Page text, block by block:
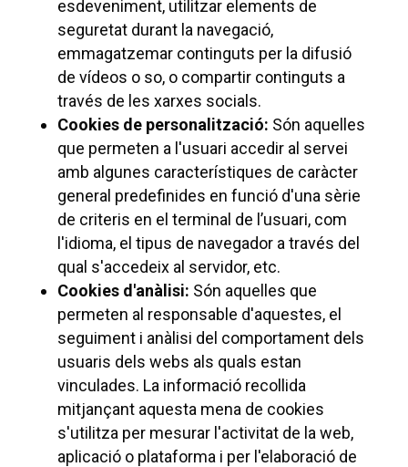
esdeveniment, utilitzar elements de
seguretat durant la navegació,
emmagatzemar continguts per la difusió
de vídeos o so, o compartir continguts a
través de les xarxes socials.
Cookies de personalització: Són aquelles
que permeten a l'usuari accedir al servei
amb algunes característiques de caràcter
general predefinides en funció d'una sèrie
de criteris en el terminal de l’usuari, com
l'idioma, el tipus de navegador a través del
qual s'accedeix al servidor, etc.
Cookies d'anàlisi: Són aquelles que
permeten al responsable d'aquestes, el
seguiment i anàlisi del comportament dels
usuaris dels webs als quals estan
vinculades. La informació recollida
mitjançant aquesta mena de cookies
s'utilitza per mesurar l'activitat de la web,
aplicació o plataforma i per l'elaboració de